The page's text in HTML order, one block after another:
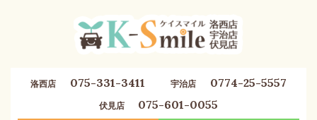
洛西店 075-331-3411 宇治店 0774-25-5557
伏見店 075-601-0055